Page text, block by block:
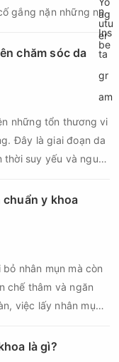
gắng nặn những nốt
tình trạng viêm trở
nhiễm trùng, để lại
chăm sóc da
những tổn thương vi
Đây là giai đoạn da
thời suy yếu và nguy
vậy, việc chăm sóc
y khoa
nhân mụn mà còn
chế thâm và ngăn
việc lấy nhân mụn
trị.
là gì?